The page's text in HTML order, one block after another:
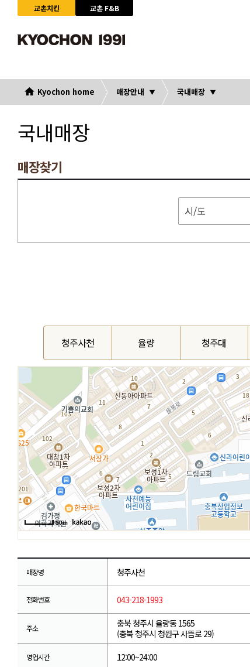
교촌치킨 교촌 F&B
Kyochon home 매장안내 국내매장
국내매장
매장찾기
시/도
청주사천 율량 청주대
50m
매장명 청주사천
전화번호 043-218-1993
주소
충북 청주시 율량동 1565
(충북 청주시 청원구 사뜸로 29)
영업시간 12:00~24:00